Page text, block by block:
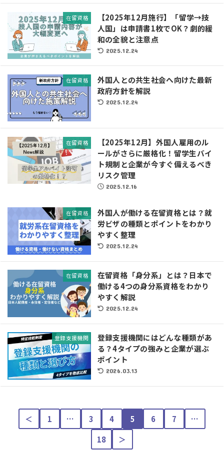
在留資格
【2025年12月施行】「留学→技
人国」は申請書1枚でOK？劇的緩
和の全貌と注意点
2025.12.24
在留資格
外国人との共生社会へ向けた最新
政府方針を解説
2025.12.24
在留資格
【2025年12月】外国人雇用のル
ールがさらに厳格化！留学生バイ
ト規制と企業が今すぐ備えるべき
リスク管理
2025.12.16
在留資格
外国人が働ける在留資格とは？就
労ビザの種類とポイントをわかり
やすく整理
2025.12.24
在留資格
在留資格「身分系」とは？日本で
働ける4つの身分系資格をわかり
やすく解説
2025.12.24
登録支援機関
登録支援機関にはどんな種類があ
る？4タイプの強みと企業が選ぶ
ポイント
2026.03.13
＜ 1 … 3 4 5 6 7
…
18
＞